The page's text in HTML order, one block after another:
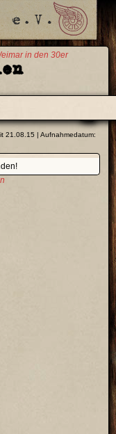
in den 30er
21.08.15 | Aufnahmedatum: